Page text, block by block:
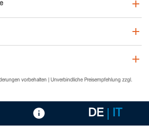
vorbehalten | Unverbindliche Preisempfehlung zzgl.
DE IT